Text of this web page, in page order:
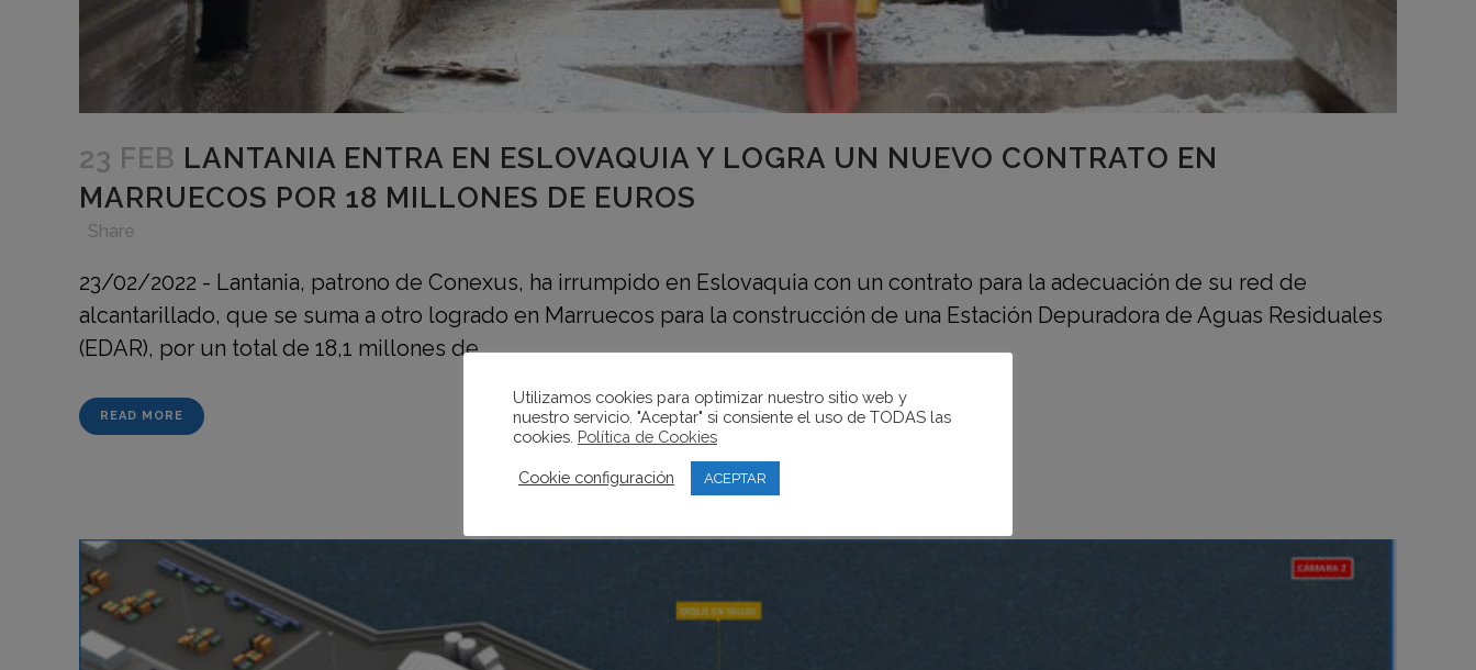
23 FEB LANTANIA ENTRA EN ESLOVAQUIA Y LOGRA UN NUEVO CONTRATO EN
MARRUECOS POR 18 MILLONES DE EUROS
Share
23/02/2022 - Lantania, patrono de Conexus, ha irrumpido en Eslovaquia con un contrato para la adecuación de su red de
alcantarillado, que se suma a otro logrado en Marruecos para la construcción de una Estación Depuradora de Aguas Residuales
(EDAR), por un total de 18,1 millones de...
READ MORE
Utilizamos cookies para optimizar nuestro sitio web y
nuestro servicio. "Aceptar" si consiente el uso de TODAS las
cookies. Política de Cookies
Cookie configuración ACEPTAR